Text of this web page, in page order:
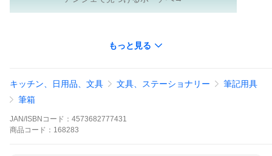
もっと見る
キッチン、日用品、文具 文具、ステーショナリー
筆記用具
筆箱
JAN/ISBNコード： 4573682777431
商品 コード： 168283